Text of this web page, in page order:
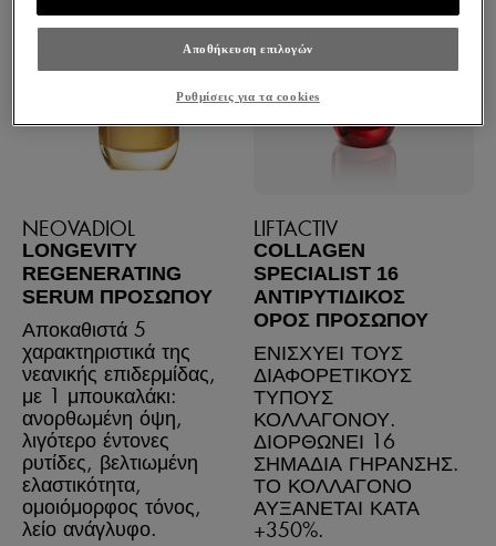
NEOVADIOL
LONGEVITY
REGENERATING
SERUM ΠΡΟΣΏΠΟΥ
Αποκαθιστά 5
χαρακτηριστικά της
νεανικής επιδερμίδας,
με 1 μπουκαλάκι:
ανορθωμένη όψη,
λιγότερο έντονες
ρυτίδες, βελτιωμένη
ελαστικότητα,
ομοιόμορφος τόνος,
λείο ανάγλυφο.
LIFTACTIV
COLLAGEN
SPECIALIST 16
ΑΝΤΙΡΥΤΙΔΙΚΟΣ
ΟΡΟΣ ΠΡΟΣΩΠΟΥ
ΕΝΙΣΧΥΕΙ ΤΟΥΣ
ΔΙΑΦΟΡΕΤΙΚΟΥΣ
ΤΥΠΟΥΣ
ΚΟΛΛΑΓΟΝΟΥ.
ΔΙΟΡΘΩΝΕΙ 16
ΣΗΜΑΔΙΑ ΓΗΡΑΝΣΗΣ.
ΤΟ ΚΟΛΛΑΓΟΝΟ
ΑΥΞΑΝΕΤΑΙ ΚΑΤΑ
+350%.
Αποθήκευση επιλογών
Ρυθμίσεις για τα cookies